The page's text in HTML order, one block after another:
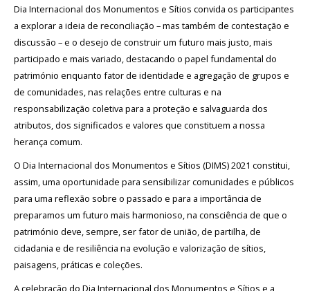
Login
Início
O
MNA
ESCUTA
EXTERNA
ANOS
DO
MNA
Exposições
Dia Internacional dos Monumentos e Sítios convida os participantes
a explorar a ideia de reconciliação – mas também de contestação e
discussão – e o desejo de construir um futuro mais justo, mais
participado e mais variado, destacando o papel fundamental do
património enquanto fator de identidade e agregação de grupos e
de comunidades, nas relações entre culturas e na
responsabilização coletiva para a proteção e salvaguarda dos
atributos, dos significados e valores que constituem a nossa
herança comum.
O Dia Internacional dos Monumentos e Sítios (DIMS) 2021 constitui,
assim, uma oportunidade para sensibilizar comunidades e públicos
para uma reflexão sobre o passado e para a importância de
preparamos um futuro mais harmonioso, na consciência de que o
património deve, sempre, ser fator de união, de partilha, de
cidadania e de resiliência na evolução e valorização de sítios,
paisagens, práticas e coleções.
A celebração do Dia Internacional dos Monumentos e Sítios e a